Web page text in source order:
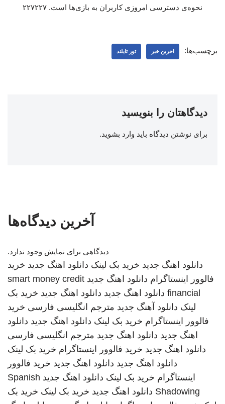
نحوه‌ی دسترسی امروزی کاربران به بازی‌ها است. ۲۲۷۲۲۷
برچسب‌ها: اخرین خبر تور تایلند
دیدگاهتان را بنویسید
برای نوشتن دیدگاه باید وارد بشوید.
آخرین دیدگاه‌ها
دیدگاهی برای نمایش وجود ندارد.
دانلود اهنگ جدید خرید بک لینک دانلود اهنگ جدید خرید
فالوور اینستاگرام دانلود اهنگ جدید smart money credit
financial دانلود اهنگ جدید دانلود اهنگ جدید خرید بک
لینک دانلود آهنگ جدید مترجم انگلیسی فارسی خرید
فالوور اینستاگرام خرید بک لینک دانلود اهنگ جدید دانلود
اهنگ جدید دانلود اهنگ جدید مترجم انگلیسی فارسی
دانلود اهنگ جدید خرید فالوور اینستاگرام خرید بک لینک
دانلود اهنگ جدید دانلود اهنگ جدید خرید فالوور
اینستاگرام خرید بک لینک دانلود اهنگ جدید Spanish
Shadowing دانلود اهنگ جدید خرید بک لینک خرید بک